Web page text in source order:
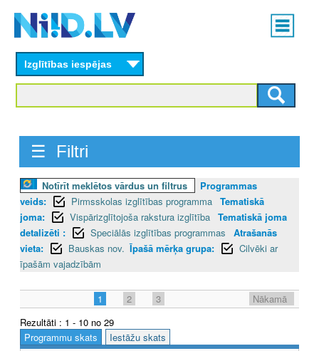
content
Main
menu
Izglītības iespējas
☰ Filtri
Notīrīt meklētos vārdus un filtrus
Programmas
veids:
Pirmsskolas izglītības programma Tematiskā
joma:
Vispārizglītojoša rakstura izglītība Tematiskā joma
detalizēti :
Speciālās izglītības programmas
Atrašanās
vieta:
Bauskas nov. Īpašā mērķa grupa:
Cilvēki ar
īpašām vajadzībām
1 2 3
Nākamā
Rezultāti : 1 - 10 no 29
Programmu skats
Iestāžu skats